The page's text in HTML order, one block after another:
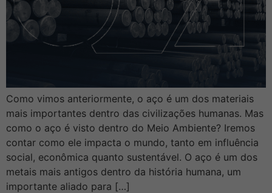
Como vimos anteriormente, o aço é um dos materiais
mais importantes dentro das civilizações humanas. Mas
como o aço é visto dentro do Meio Ambiente? Iremos
contar como ele impacta o mundo, tanto em influência
social, econômica quanto sustentável. O aço é um dos
metais mais antigos dentro da história humana, um
importante aliado para […]